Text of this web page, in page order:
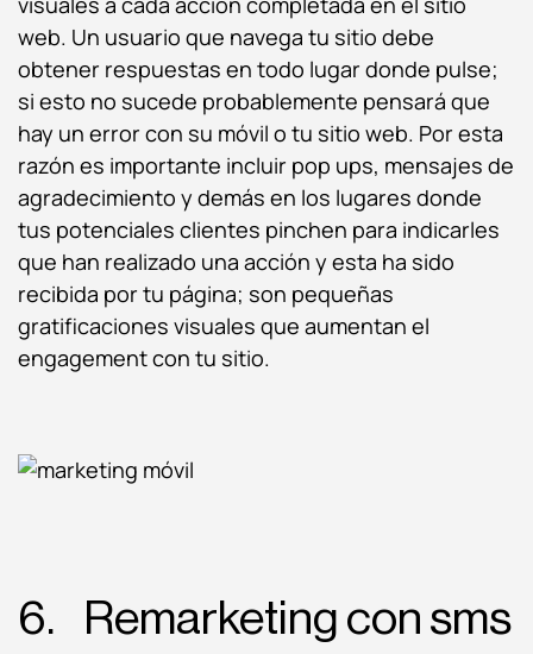
web. Un usuario que navega tu sitio debe
obtener respuestas en todo lugar donde pulse;
si esto no sucede probablemente pensará que
hay un error con su móvil o tu sitio web. Por esta
razón es importante incluir pop ups, mensajes de
agradecimiento y demás en los lugares donde
tus potenciales clientes pinchen para indicarles
que han realizado una acción y esta ha sido
recibida por tu página; son pequeñas
gratificaciones visuales que aumentan el
engagement con tu sitio.
6. Remarketing con sms